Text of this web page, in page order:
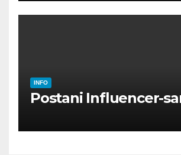
INFO
Postani Influencer-